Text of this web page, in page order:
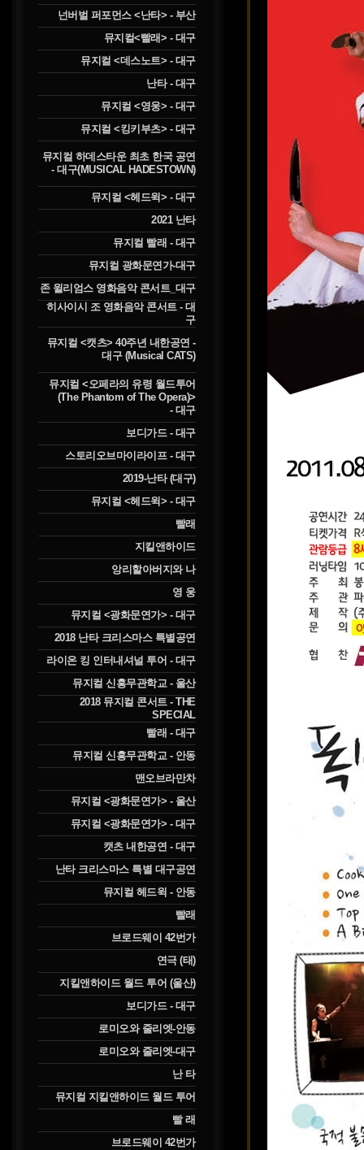
넌버벌 퍼포먼스 <난타> - 부산
뮤지컬<빨래> - 대구
뮤지컬 <데스노트> - 대구
난타 - 대구
뮤지컬 <영웅> - 대구
뮤지컬 <킹키부츠> - 대구
뮤지컬 하데스타운 최초 한국 공연
- 대구(MUSICAL HADESTOWN)
뮤지컬 <헤드윅> - 대구
2021 난타
뮤지컬 빨래 - 대구
뮤지컬 광화문연가-대구
존 윌리엄스 영화음악 콘서트_대구
히사이시 조 영화음악 콘서트 - 대
구
뮤지컬 <캣츠> 40주년 내한공연 -
대구 (Musical CATS)
뮤지컬 <오페라의 유령 월드투어
(The Phantom of The Opera)>
- 대구
보디가드 - 대구
스토리오브마이라이프 - 대구
2019-난타 (대구)
뮤지컬 <헤드윅> - 대구
빨래
지킬앤하이드
앙리할아버지와 나
영 웅
뮤지컬 <광화문연가> - 대구
2018 난타 크리스마스 특별공연
라이온 킹 인터내셔널 투어 - 대구
뮤지컬 신흥무관학교 - 울산
2018 뮤지컬 콘서트 - THE
SPECIAL
빨래 - 대구
뮤지컬 신흥무관학교 - 안동
맨오브라만차
뮤지컬 <광화문연가> - 울산
뮤지컬 <광화문연가> - 대구
캣츠 내한공연 - 대구
난타 크리스마스 특별 대구공연
뮤지컬 헤드윅 - 안동
빨래
브로드웨이 42번가
연극 (태)
지킬앤하이드 월드 투어 (울산)
보디가드 - 대구
로미오와 줄리엣-안동
로미오와 줄리엣-대구
난 타
뮤지컬 지킬앤하이드 월드 투어
빨 래
브로드웨이 42번가